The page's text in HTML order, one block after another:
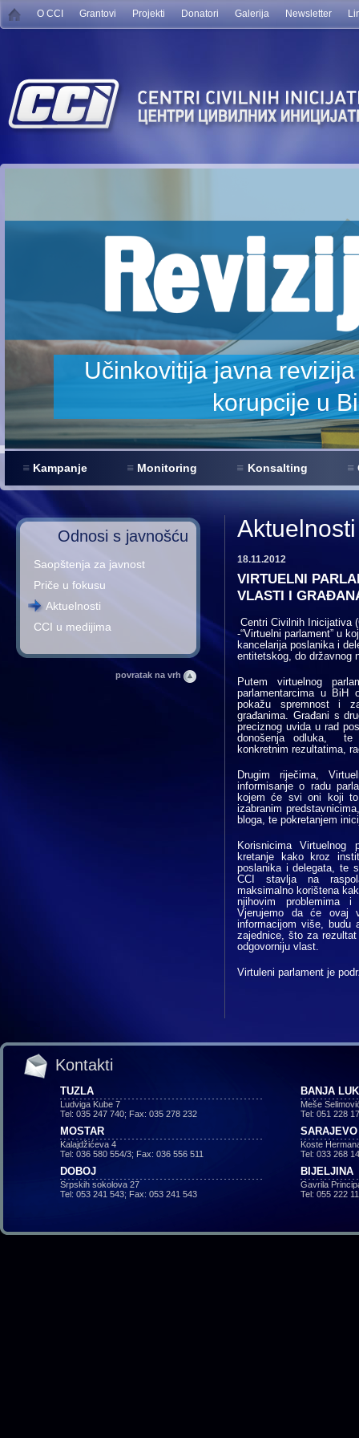
O CCI Grantovi Projekti Donatori Galerija Newsletter
za smanjenje
u BiH
Kampanje Monitoring Konsalting
Odnosi s javnošću
Saopštenja za javnost
Priče u fokusu
Aktuelnosti
CCI u medijima
povratak na vrh
Aktuelnosti
18.11.2012
VIRTUELNI
VLASTI I
Centri Civilnih Inicijativa
-“Virtuelni parlament” u
kancelarija poslanika i
entitetskog, do državnog
Putem virtuelnog
parlamentarcima u BiH
pokažu spremnost i
građanima. Građani s
preciznog uvida u rad
donošenja odluka, te
konkretnim rezultatima,
Drugim riječima,
informisanje o radu
kojem će svi oni koji
izabranim
bloga, te pokretanjem
Korisnicima Virtuelnog
kretanje kako kroz
poslanika i delegata, te
CCI stavlja na
maksimalno korištena
njihovim problemima
Vjerujemo da će ovaj
informacijom više, budu
zajednice, što za
odgovorniju vlast.
Virtuleni parlament je
Kontakti
TUZLA
Ludviga Kube 7
Tel: 035 247 740; Fax: 035 278 232
MOSTAR
Kalajdžićeva 4
Tel: 036 580 554/3; Fax: 036 556 511
DOBOJ
Srpskih sokolova 27
Tel: 053 241 543; Fax: 053 241 543
BANJA
Meše
Tel: 051 228
SARAJEVO
Koste
Tel: 033 268
BIJELJINA
Gavrila
Tel: 055 222